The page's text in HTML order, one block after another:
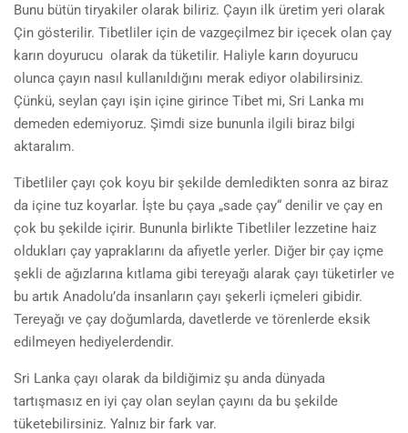
Bunu bütün tiryakiler olarak biliriz. Çayın ilk üretim yeri olarak
Çin gösterilir. Tibetliler için de vazgeçilmez bir içecek olan çay
karın doyurucu olarak da tüketilir. Haliyle karın doyurucu
olunca çayın nasıl kullanıldığını merak ediyor olabilirsiniz.
Çünkü, seylan çayı işin içine girince Tibet mi, Sri Lanka mı
demeden edemiyoruz. Şimdi size bununla ilgili biraz bilgi
aktaralım.
Tibetliler çayı çok koyu bir şekilde demledikten sonra az biraz
da içine tuz koyarlar. İşte bu çaya „sade çay“ denilir ve çay en
çok bu şekilde içirir. Bununla birlikte Tibetliler lezzetine haiz
oldukları çay yapraklarını da afiyetle yerler. Diğer bir çay içme
şekli de ağızlarına kıtlama gibi tereyağı alarak çayı tüketirler ve
bu artık Anadolu’da insanların çayı şekerli içmeleri gibidir.
Tereyağı ve çay doğumlarda, davetlerde ve törenlerde eksik
edilmeyen hediyelerdendir.
Sri Lanka çayı olarak da bildiğimiz şu anda dünyada
tartışmasız en iyi çay olan seylan çayını da bu şekilde
tüketebilirsiniz. Yalnız bir fark var.